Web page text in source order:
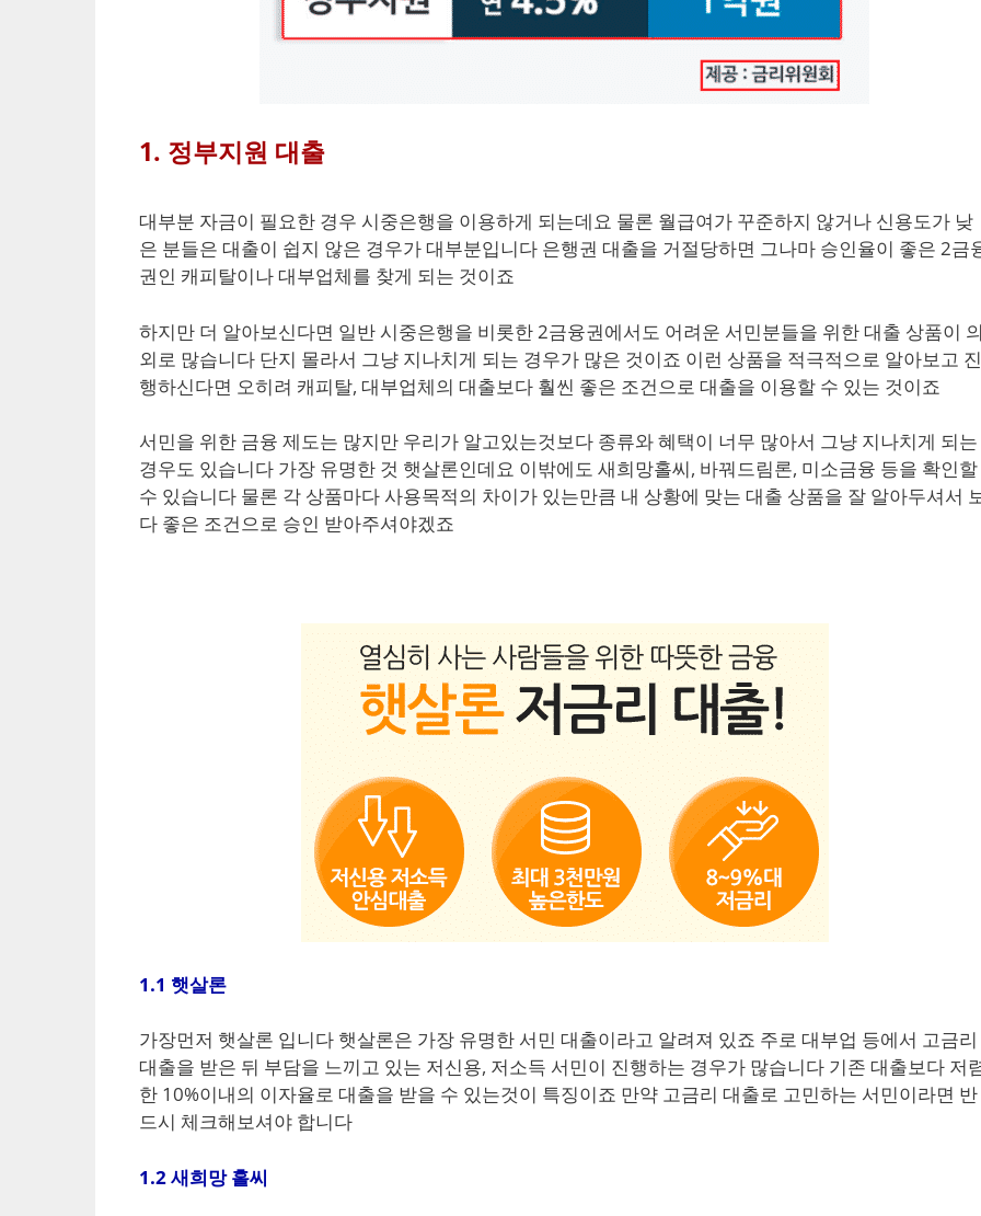
1. 정부지원 대출
대부분 자금이 필요한 경우 시중은행을 이용하게 되는데요 물론 월급여가 꾸준하지 않거나 신용도가 낮
은 분들은 대출이 쉽지 않은 경우가 대부분입니다 은행권 대출을 거절당하면 그나마 승인율이 좋은 2금
권인 캐피탈이나 대부업체를 찾게 되는 것이죠
하지만 더 알아보신다면 일반 시중은행을 비롯한 2금융권에서도 어려운 서민분들을 위한 대출 상품이
외로 많습니다 단지 몰라서 그냥 지나치게 되는 경우가 많은 것이죠 이런 상품을 적극적으로 알아보고 진
행하신다면 오히려 캐피탈, 대부업체의 대출보다 훨씬 좋은 조건으로 대출을 이용할 수 있는 것이죠
서민을 위한 금융 제도는 많지만 우리가 알고있는것보다 종류와 혜택이 너무 많아서 그냥 지나치게 되는
경우도 있습니다 가장 유명한 것 햇살론인데요 이밖에도 새희망홀씨, 바꿔드림론, 미소금융 등을 확인할
수 있습니다 물론 각 상품마다 사용목적의 차이가 있는만큼 내 상황에 맞는 대출 상품을 잘 알아두셔서
다 좋은 조건으로 승인 받아주셔야겠죠
1.1 햇살론
가장먼저 햇살론 입니다 햇살론은 가장 유명한 서민 대출이라고 알려져 있죠 주로 대부업 등에서 고금리
대출을 받은 뒤 부담을 느끼고 있는 저신용, 저소득 서민이 진행하는 경우가 많습니다 기존 대출보다 저
한 10%이내의 이자율로 대출을 받을 수 있는것이 특징이죠 만약 고금리 대출로 고민하는 서민이라면 반
드시 체크해보셔야 합니다
1.2 새희망 홀씨